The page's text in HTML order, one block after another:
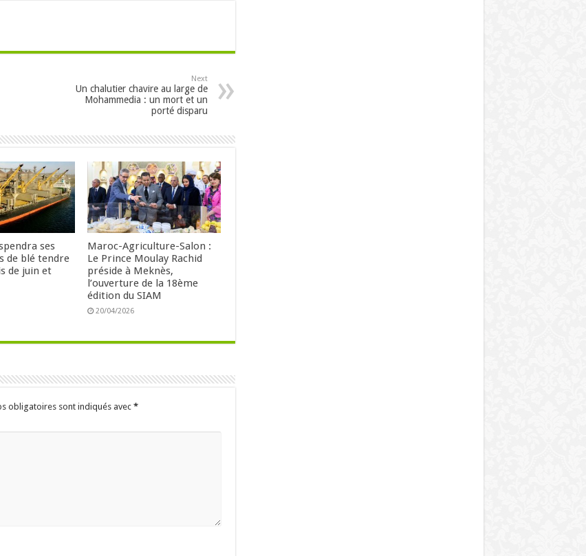
Next
Un chalutier chavire au large de
Mohammedia : un mort et un
porté disparu
ses
de blé tendre
de juin et
Maroc-Agriculture-Salon :
Le Prince Moulay Rachid
préside à Meknès,
l’ouverture de la 18ème
édition du SIAM
20/04/2026
obligatoires sont indiqués avec*